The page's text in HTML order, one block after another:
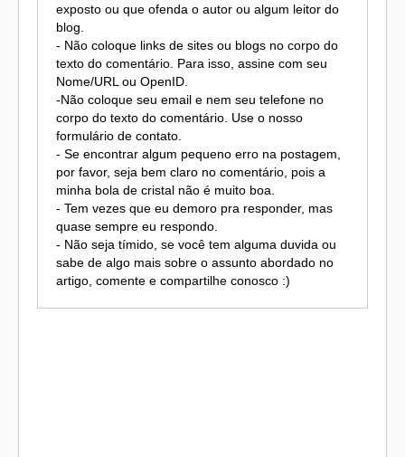
exposto ou que ofenda o autor ou algum leitor do
blog.
- Não coloque links de sites ou blogs no corpo do
texto do comentário. Para isso, assine com seu
Nome/URL ou OpenID.
-Não coloque seu email e nem seu telefone no
corpo do texto do comentário. Use o nosso
formulário de contato.
- Se encontrar algum pequeno erro na postagem,
por favor, seja bem claro no comentário, pois a
minha bola de cristal não é muito boa.
- Tem vezes que eu demoro pra responder, mas
quase sempre eu respondo.
- Não seja tímido, se você tem alguma duvida ou
sabe de algo mais sobre o assunto abordado no
artigo, comente e compartilhe conosco :)